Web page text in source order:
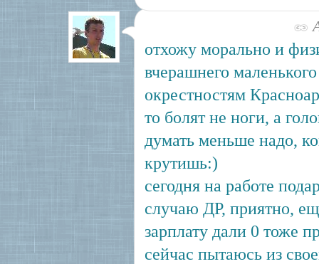
отхожу морально и
вчерашнего
окрестностям
то болят не ноги, а
думать меньше надо,
крутишь:)
сегодня на работе
случаю ДР, приятно,
зарплату дали 0 тоже
сейчас пытаюсь из